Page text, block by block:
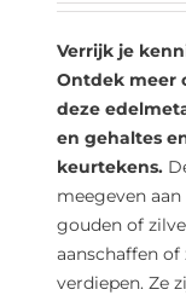
Verrijk je
Ontdek meer
deze
en gehaltes
keurtekens.
meegeven
gouden of
aanschaffen
verdiepen. Ze